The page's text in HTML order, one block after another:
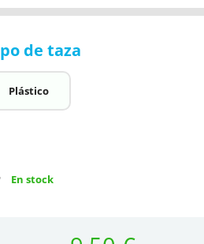
de taza
Plástico
En stock